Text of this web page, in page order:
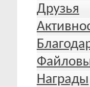
Друзья
Награды